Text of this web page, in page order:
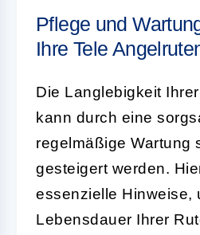
Pflege und
Ihre Tele
Die Langlebigkeit
kann durch eine
regelmäßige Wartung
gesteigert werden.
essenzielle Hinweise,
Lebensdauer Ihrer